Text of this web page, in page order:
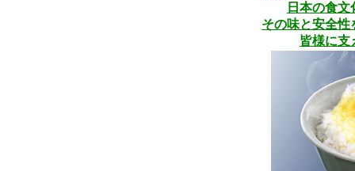
日本の食
その味と安全性
皆様に支